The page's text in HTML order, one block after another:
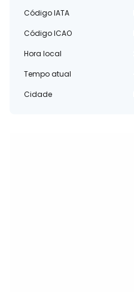
Código IATA
Código ICAO
Hora local
Tempo atual
Cidade